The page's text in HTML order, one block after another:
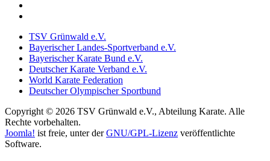
TSV Grünwald e.V.
Bayerischer Landes-Sportverband e.V.
Bayerischer Karate Bund e.V.
Deutscher Karate Verband e.V.
World Karate Federation
Deutscher Olympischer Sportbund
Copyright © 2026 TSV Grünwald e.V., Abteilung Karate. Alle
Rechte vorbehalten.
Joomla! ist freie, unter derGNU/GPL-Lizenz veröffentlichte
Software.